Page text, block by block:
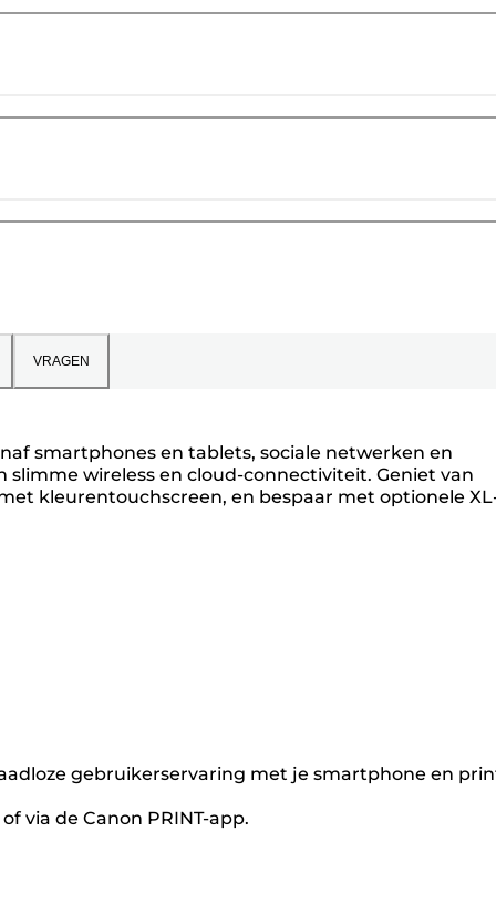
VRAGEN
smartphones en tablets, sociale netwerken en
wireless en cloud-connectiviteit. Geniet van
kleurentouchscreen, en bespaar met optionele
gebruikerservaring met je smartphone en
via de Canon PRINT-app.